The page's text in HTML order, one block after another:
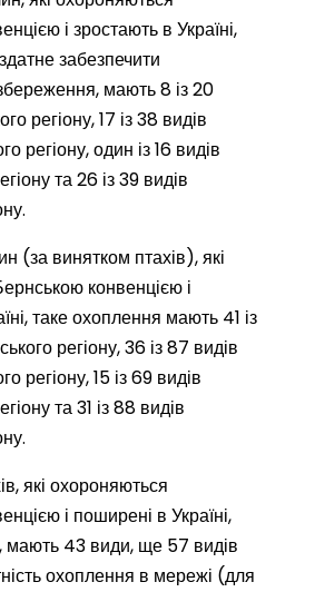
і зростають в Україні,
забезпечити
мають 8 із 20
регіону, 17 із 38 видів
регіону, один із 16 видів
та 26 із 39 видів
(за винятком птахів), які
конвенцією і
таке охоплення мають 41 із
регіону, 36 із 87 видів
регіону, 15 із 69 видів
та 31 із 88 видів
які охороняються
і поширені в Україні,
мають 43 види, ще 57 видів
охоплення в мережі (для